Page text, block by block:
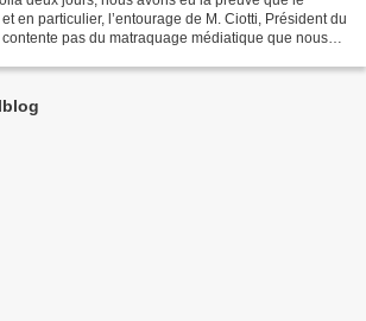
en particulier, l’entourage de M. Ciotti, Président du
pas du matraquage médiatique que nous